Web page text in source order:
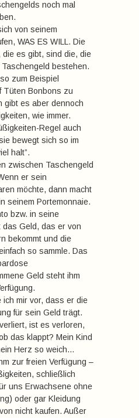
noch mal
von seinem
WAS ES WILL. Die
die es gibt, sind die, die
bestehen.
zum Beispiel
Tüten Bonbons zu
gibt es aber dennoch
wie immer.
Regel auch
bewegt sich so im
halt”.
zwischen Taschengeld
er sein
möchte, dann macht
seinem Portemonnaie.
bzw. in seine
das Geld, das er von
bekommt und die
so sammle. Das
Geld steht ihm
ich mir vor, dass er die
für sein Geld trägt.
ist es verloren,
das klappt? Mein Kind
Herz so weich…
zur freien Verfügung –
schließlich
uns Erwachsene ohne
oder gar Kleidung
nicht kaufen. Außer